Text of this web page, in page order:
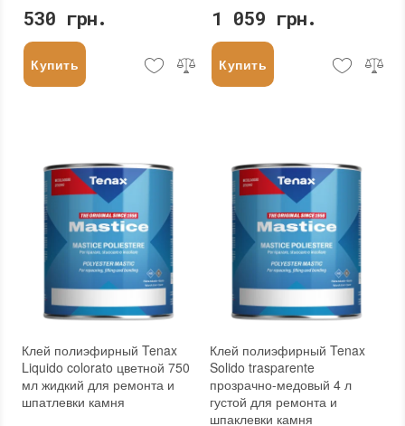
530 грн.
Купить
1 059 грн.
Купить
Клей полиэфирный Tenax
Liquido colorato цветной 750
мл жидкий для ремонта и
шпатлевки камня
Клей полиэфирный Tenax
Solido trasparente
прозрачно-медовый 4 л
густой для ремонта и
шпаклевки камня